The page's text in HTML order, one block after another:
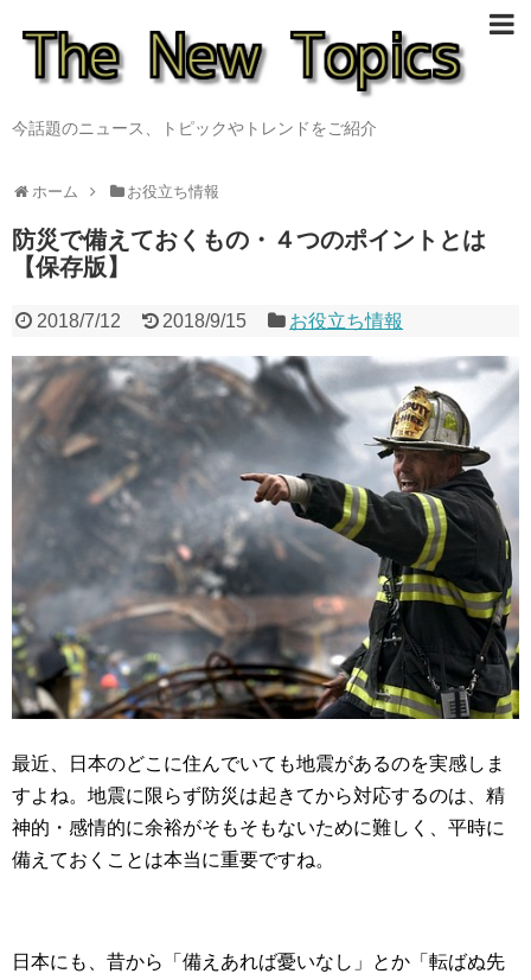
今話題のニュース、トピックやトレンドをご紹介
ホーム お役立ち情報
防災で備えておくもの・４つのポイントとは
【保存版】
2018/7/12 2018/9/15 お役立ち情報
最近、日本のどこに住んでいても地震があるのを実感しま
すよね。地震に限らず防災は起きてから対応するのは、精
神的・感情的に余裕がそもそもないために難しく、平時に
備えておくことは本当に重要ですね。
日本にも、昔から「備えあれば憂いなし」とか「転ばぬ先